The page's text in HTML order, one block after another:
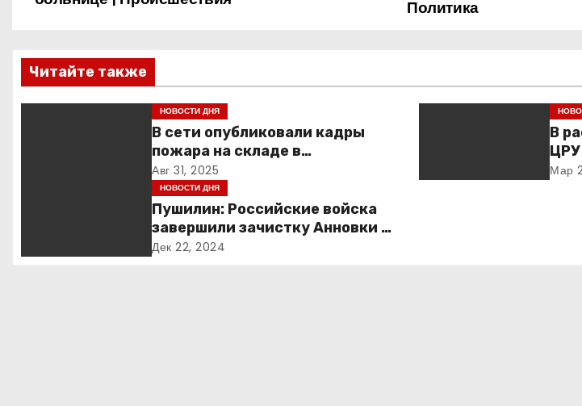
а
и
г
я
Политика
Читайте также
НОВОСТИ ДНЯ
В сети опубликовали кадры
пожара на складе в
подмосковной Балашихе
Авг 31, 2025
В
ЦРУ
Мар
НОВОСТИ ДНЯ
Пушилин: Российские войска
завершили зачистку Анновки в
ДНР
Дек 22, 2024